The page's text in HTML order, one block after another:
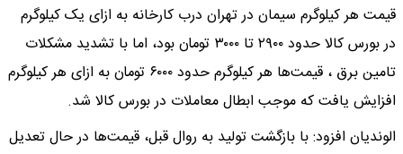
قیمت هر کیلوگرم سیمان در تهران درب کارخانه به ازای یک کیلوگرم
در بورس کالا حدود ۲۹۰۰ تا ۳۰۰۰ تومان بود، اما با تشدید مشکلات
تامین برق ، قیمت‌ها هر کیلوگرم حدود ۶۰۰۰ تومان به ازای هر کیلوگرم
افزایش یافت که موجب ابطال معاملات در بورس کالا شد.
الوندیان افزود: با بازگشت تولید به روال قبل، قیمت‌ها در حال تعدیل